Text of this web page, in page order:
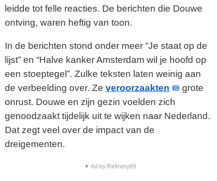
leidde tot felle reacties. De berichten die Douwe
ontving, waren heftig van toon.
In de berichten stond onder meer “Je staat op de
lijst” en “Halve kanker Amsterdam wil je hoofd op
een stoeptegel”. Zulke teksten laten weinig aan
de verbeelding over. Ze veroorzaakten
grote
onrust. Douwe en zijn gezin voelden zich
genoodzaakt tijdelijk uit te wijken naar Nederland.
Dat zegt veel over de impact van de
dreigementen.
▼ Ad by Refinery89